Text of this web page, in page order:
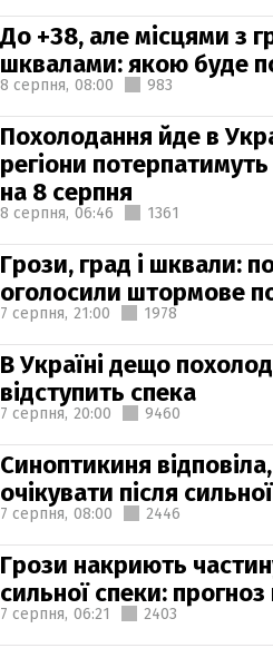
До +38, але місцями з
шквалами: якою буде
8 серпня, 08:00 983
Похолодання йде в
регіони
на 8 серпня
8 серпня, 06:46 1361
Грози, град і шквали:
оголосили штормове
7 серпня, 21:00 1978
В Україні дещо
відступить спека
7 серпня, 20:00 9460
Синоптикиня
очікувати після
7 серпня, 08:00 2446
Грози накриють
сильної спеки:
7 серпня, 06:21 2403